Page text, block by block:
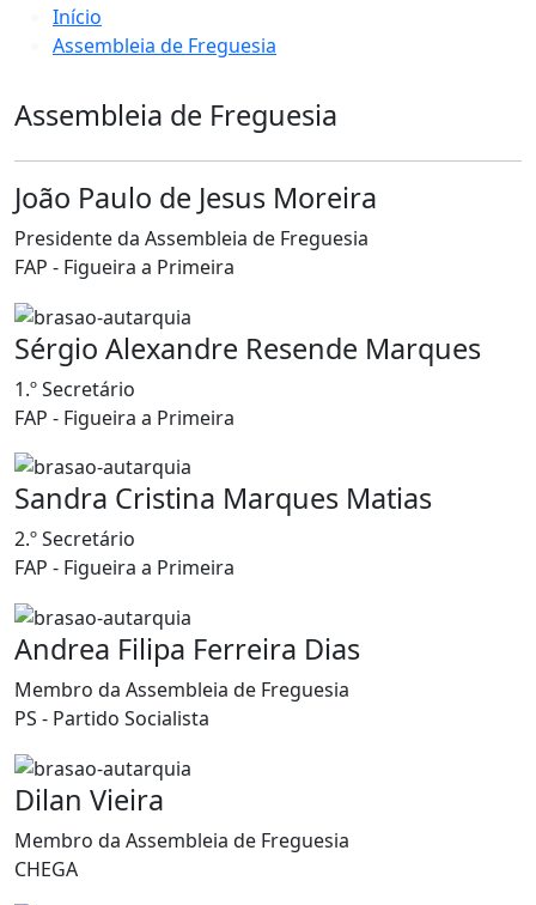
Início
Assembleia de Freguesia
Assembleia de Freguesia
João Paulo de Jesus Moreira
Presidente da Assembleia de Freguesia
FAP - Figueira a Primeira
Sérgio Alexandre Resende Marques
1.º Secretário
FAP - Figueira a Primeira
Sandra Cristina Marques Matias
2.º Secretário
FAP - Figueira a Primeira
Andrea Filipa Ferreira Dias
Membro da Assembleia de Freguesia
PS - Partido Socialista
Dilan Vieira
Membro da Assembleia de Freguesia
CHEGA